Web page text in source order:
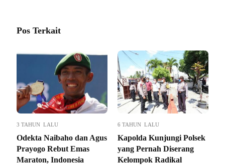
Pos Terkait
3 TAHUN LALU
Odekta Naibaho dan Agus
Prayogo Rebut Emas
Maraton, Indonesia
6 TAHUN LALU
Kapolda Kunjungi Polsek
yang Pernah Diserang
Kelompok Radikal